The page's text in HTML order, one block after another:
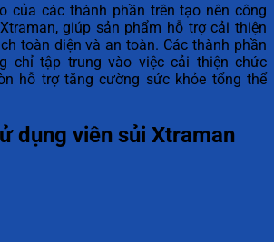
của các thành phần trên tạo nên công
giúp sản phẩm hỗ trợ cải thiện
toàn diện và an toàn. Các thành phần
chỉ tập trung vào việc cải thiện chức
hỗ trợ tăng cường sức khỏe tổng thể
dụng viên sủi Xtraman